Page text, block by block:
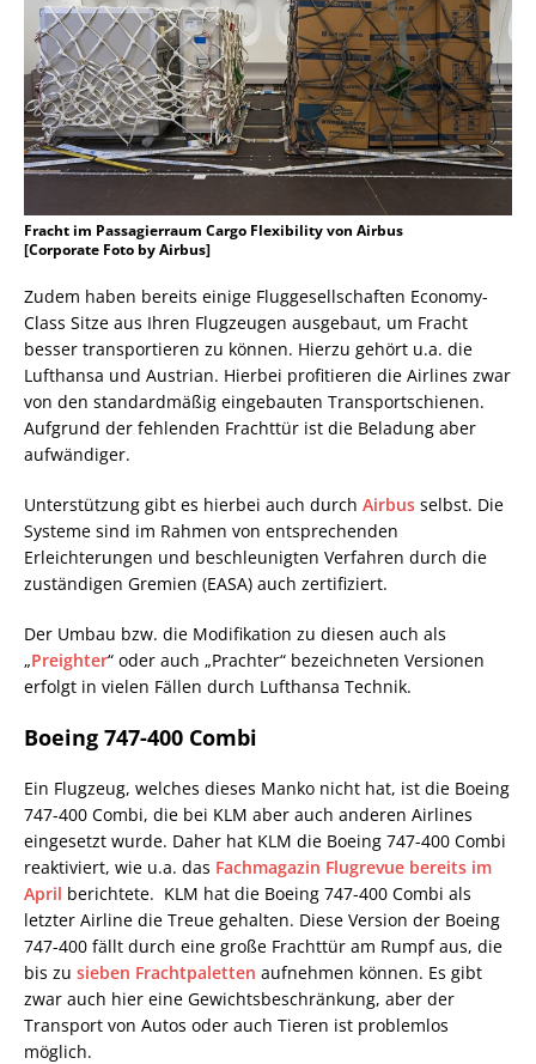
Fracht im Passagierraum Cargo Flexibility von Airbus
[Corporate Foto by Airbus]
Zudem haben bereits einige Fluggesellschaften Economy-
Class Sitze aus Ihren Flugzeugen ausgebaut, um Fracht
besser transportieren zu können. Hierzu gehört u.a. die
Lufthansa und Austrian. Hierbei profitieren die Airlines zwar
von den standardmäßig eingebauten Transportschienen.
Aufgrund der fehlenden Frachttür ist die Beladung aber
aufwändiger.
Unterstützung gibt es hierbei auch durch Airbus selbst. Die
Systeme sind im Rahmen von entsprechenden
Erleichterungen und beschleunigten Verfahren durch die
zuständigen Gremien (EASA) auch zertifiziert.
Der Umbau bzw. die Modifikation zu diesen auch als
„Preighter“ oder auch „Prachter“ bezeichneten Versionen
erfolgt in vielen Fällen durch Lufthansa Technik.
Boeing 747-400 Combi
Ein Flugzeug, welches dieses Manko nicht hat, ist die Boeing
747-400 Combi, die bei KLM aber auch anderen Airlines
eingesetzt wurde. Daher hat KLM die Boeing 747-400 Combi
reaktiviert, wie u.a. das Fachmagazin Flugrevue bereits im
April berichtete. KLM hat die Boeing 747-400 Combi als
letzter Airline die Treue gehalten. Diese Version der Boeing
747-400 fällt durch eine große Frachttür am Rumpf aus, die
bis zu sieben Frachtpaletten aufnehmen können. Es gibt
zwar auch hier eine Gewichtsbeschränkung, aber der
Transport von Autos oder auch Tieren ist problemlos
möglich.